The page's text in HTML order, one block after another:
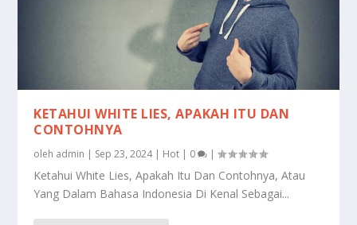
KETAHUI WHITE LIES, APAKAH ITU DAN
CONTOHNYA
oleh admin | Sep 23, 2024| Hot | 0 |
Ketahui White Lies, Apakah Itu Dan Contohnya, Atau
Yang Dalam Bahasa Indonesia Di Kenal Sebagai...